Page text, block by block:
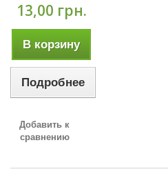
13,00 грн.
В корзину
Подробнее
Добавить к
сравнению